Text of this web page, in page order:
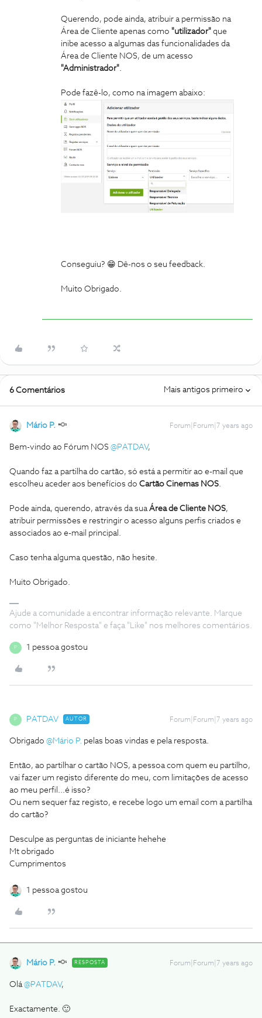
Querendo, pode ainda, atribuir a permissão na
Área de Cliente apenas como "utilizador" que
inibe acesso a algumas das funcionalidades da
Área de Cliente NOS, de um acesso
"Administrador".
Pode fazê-lo, como na imagem abaixo:
Conseguiu? 😁 Dê-nos o seu feedback.
Muito Obrigado.
6 Comentários Mais antigos primeiro
Mário P. Forum|Forum|7 years ago
Bem-vindo ao Fórum NOS @PATDAV,
Quando faz a partilha do cartão, só está a permitir ao e-mail que
escolheu aceder aos benefícios do Cartão Cinemas NOS.
Pode ainda, querendo, através da suaÁrea de Cliente NOS,
atribuir permissões e restringir o acesso alguns perfis criados e
associados ao e-mail principal.
Caso tenha alguma questão, não hesite.
Muito Obrigado.
Ajude a comunidade a encontrar informação relevante. Marque
como "Melhor Resposta" e faça "Like" nos melhores comentários.
P 1 pessoa gostou
P PATDAV AUTOR Forum|Forum|7 years ago
Obrigado @Mário P. pelas boas vindas e pela resposta.
Então, ao partilhar o cartão NOS, a pessoa com quem eu partilho,
vai fazer um registo diferente do meu, com limitações de acesso
ao meu perfil...é isso?
Ou nem sequer faz registo, e recebe logo um email com a partilha
do cartão?
Desculpe as perguntas de iniciante hehehe
Mt obrigado
Cumprimentos
1 pessoa gostou
Mário P. RESPOSTA Forum|Forum|7 years ago
Olá@PATDAV,
Exactamente. 🙂